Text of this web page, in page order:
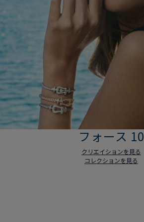
フォース 10
クリエイションを見る
コレクションを見る